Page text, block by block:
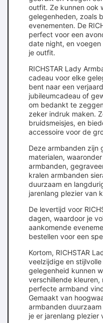
outfit. Ze kunnen ook
gelegenheden, zoals
evenementen. De
perfect voor een
date night, en voegen
je outfit.
RICHSTAR Lady
cadeau voor elke
bent naar een
jubileumcadeau of
om bedankt te
zeker indruk maken.
bruidsmeisjes, en
accessoire voor de
Deze armbanden zijn
materialen,
armbanden,
kralen armbanden
duurzaam en
jarenlang plezier van
De levertijd voor
dagen, waardoor je
aankomende
bestellen voor een
Kortom, RICHSTAR
veelzijdige en
gelegenheid kunnen
verschillende kleuren,
perfecte armband
Gemaakt van
armbanden
je er jarenlang plezier